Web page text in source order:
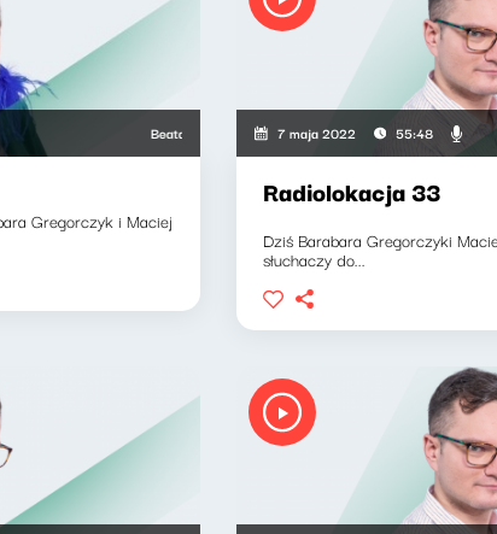
Beata Grabarczyk, Maciej Grzenkowicz
Gregorczyk i Maciej
7 maja 2022 55:48
Radiolokacja 33
Dziś Barabara Gregorczyki
słuchaczy do...